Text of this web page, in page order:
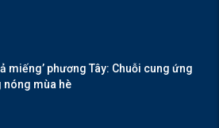
miếng’ phương Tây: Chuỗi cung ứng
nóng mùa hè